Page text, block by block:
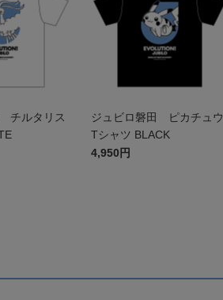
チルタリス
ジュビロ磐田 ピカチュウ
Tシャツ BLACK
4,950円